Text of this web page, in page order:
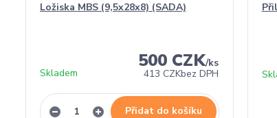
Ložiska MBS (9,5x28x8) (SADA)
500 CZK/ks
413 CZKbez DPH
Skladem
Přidat do košíku